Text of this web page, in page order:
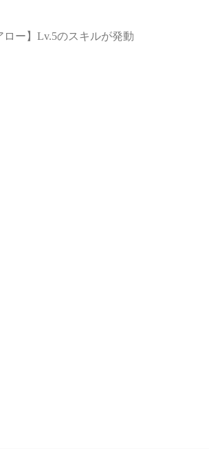
ー】Lv.5のスキルが発動